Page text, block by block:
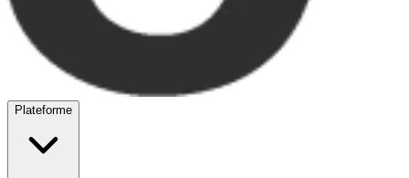
Plateforme